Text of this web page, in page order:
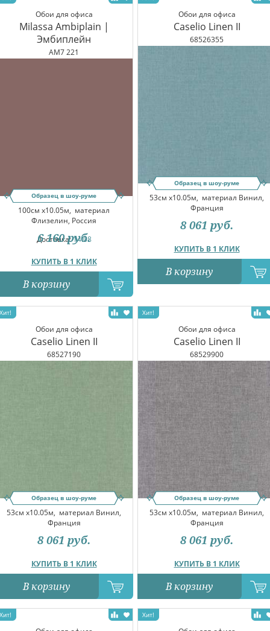
Обои для офиса
Milassa Ambiplain |
Эмбиплейн
AM7 221
Образец в шоу-руме
100см x10.05м, материал
Флизелин, Россия
Доставка:14.08
КУПИТЬ В 1 КЛИК
6 160 руб.
В корзину
Обои для офиса
Caselio Linen II
68526355
Образец в шоу-руме
53см x10.05м, материал Винил,
Франция
КУПИТЬ В 1 КЛИК
8 061 руб.
В корзину
Обои для офиса
Caselio Linen II
68527190
Образец в шоу-руме
53см x10.05м, материал Винил,
Франция
КУПИТЬ В 1 КЛИК
8 061 руб.
В корзину
Обои для офиса
Caselio Linen II
68529900
Образец в шоу-руме
53см x10.05м, материал Винил,
Франция
КУПИТЬ В 1 КЛИК
8 061 руб.
В корзину